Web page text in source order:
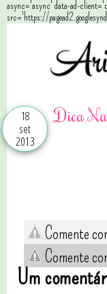
async='async' data-ad-
src='https://
18
set
2013
Dica
Comente
Comente
Um